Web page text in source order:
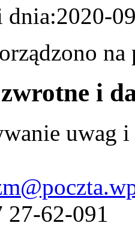
dnia:2020-
na
i
uwag
27-62-091